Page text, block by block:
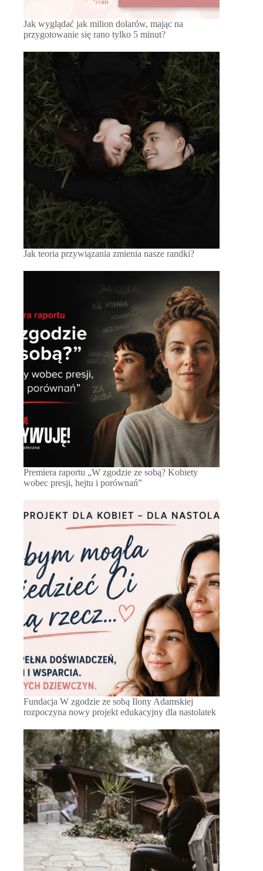
Jak wyglądać jak milion dolarów, mając na
przygotowanie się rano tylko 5 minut?
Jak teoria przywiązania zmienia nasze randki?
Premiera raportu „W zgodzie ze sobą? Kobiety
wobec presji, hejtu i porównań”
Fundacja W zgodzie ze sobą Ilony Adamskiej
rozpoczyna nowy projekt edukacyjny dla nastolatek